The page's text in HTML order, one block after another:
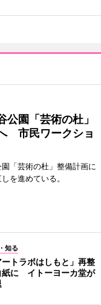
公園「芸術の杜」
市民ワークショ
「芸術の杜」整備計画に
を進めている。
知る
ートラボはしもと」再整
紙に イトーヨーカ堂が